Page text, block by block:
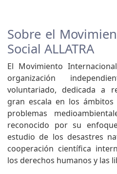
Sobre el
Social ALLATRA
El Movimiento
organización
voluntariado, dedicada a
gran escala en los
problemas
reconocido por su
estudio de los desastres
cooperación científica
los derechos humanos y las